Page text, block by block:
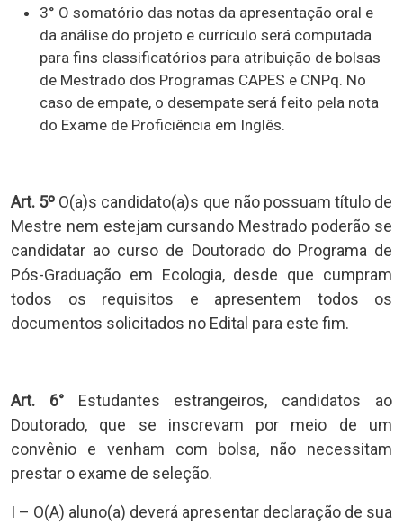
3° O somatório das notas da apresentação oral e
da análise do projeto e currículo será computada
para fins classificatórios para atribuição de bolsas
de Mestrado dos Programas CAPES e CNPq. No
caso de empate, o desempate será feito pela nota
do Exame de Proficiência em Inglês.
Art. 5º O(a)s candidato(a)s que não possuam título de
Mestre nem estejam cursando Mestrado poderão se
candidatar ao curso de Doutorado do Programa de
Pós-Graduação em Ecologia, desde que cumpram
todos os requisitos e apresentem todos os
documentos solicitados no Edital para este fim.
Art. 6°Estudantes estrangeiros, candidatos ao
Doutorado, que se inscrevam por meio de um
convênio e venham com bolsa, não necessitam
prestar o exame de seleção.
I – O(A) aluno(a) deverá apresentar declaração de sua